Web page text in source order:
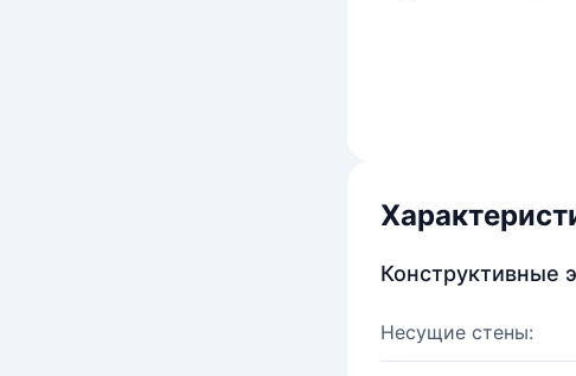
Конструктивные
Несущие стены: